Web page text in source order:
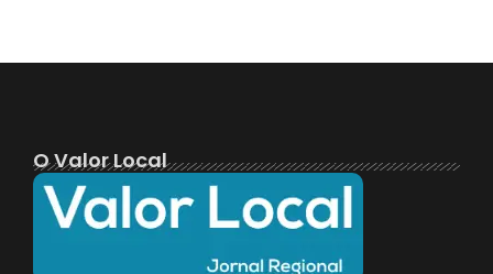
O Valor Local